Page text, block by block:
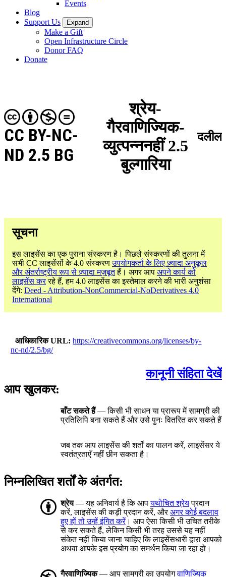
Events
Blog
Support Us
Expand
Make a Gift
Open Infrastructure Circle
Donor FAQ
Donate
श्रेय-
गैरवाणिज्यिक-
व्युत्पन्ननहीं 2.5
बुल्गारिया
CC BY-NC-
ND 2.5 BG
दलील
सूचना
इस लाइसेंस का एक पुराना संस्करण है। पिछले संस्करणों की तुलना में
सभी CC लाइसेंसों के 4.0 संस्करणउपयोगकर्ता के लिए ज़्यादा अनुकूल
और अंतर्राष्ट्रीय रूप से ज़्यादा मज़बूतहैं। अगर आप अपने कार्य को
लाइसेंस कररहे हैं, हम 4.0 लाइसेंस का इस्तेमाल करने की भारी अनुशंसा
देंगे: Deed - Attribution-NonCommercial-NoDerivatives 4.0
International
आधिकारिक URL
https://creativecommons.org/licenses/by-
nc-nd/2.5/bg/
कानूनी संहिता देखें
आप खुलकर:
बाँट सकते हैं— किसी भी साधन या प्रारूप में सामग्री की
प्रतिलिपि बना सकते हैं और उसे पुनः वितरित कर सकते हैं
जब तक आप लाइसेंस की शर्तों का पालन करें, लाइसेंसर ये
स्वतंत्रताएँ नहीं छीन सकता है।
निम्नलिखित शर्तों के अंतर्गत:
श्रेय— यह अनिवार्य है कि आपयथोचित श्रेयप्रदान
करें, लाइसेंस की कड़ी प्रदान करें, औरअगर कोई बदलाव
हुए हों तो उन्हें इंगित करें। आप ऐसा किसी भी उचित तरीके
से कर सकते हैं, लेकिन किसी भी तरह उससे यह नहीं
संकेत नहीं किया जाना चाहिए कि लाइसेंसधारी द्वारा आपको
अथवा आपके इस प्रयोग का समर्थन किया जा रहा हो।
गैरवाणिज्यिक— आप सामग्री का उपयोगवाणिज्यिक